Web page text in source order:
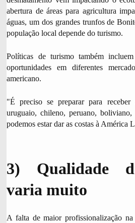
abertura de áreas para agricultura
águas, um dos grandes trunfos de
população local depende do turismo.
Políticas de turismo também
oportunidades em diferentes
americano.
"É preciso se preparar para receber
uruguaio, chileno, peruano,
podemos estar dar as costas à América
3) Qualidade
varia muito
A falta de maior profissionalização